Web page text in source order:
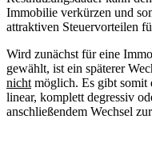
Immobilie verkürzen und
attraktiven Steuervorteilen
Wird zunächst für eine
gewählt, ist ein späterer
nicht möglich. Es gibt somit
linear, komplett degressiv
anschließendem Wechsel